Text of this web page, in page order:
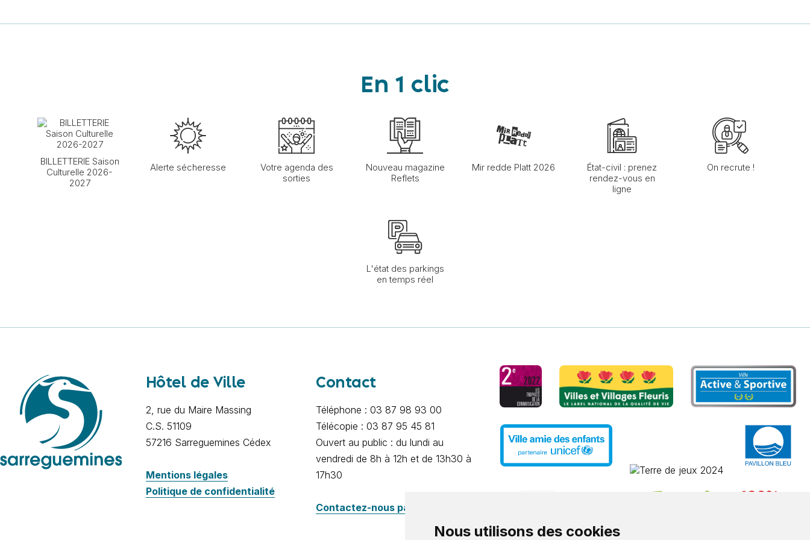
Nous utilisons des cookies
En 1 clic
BILLETTERIE Saison
Culturelle 2026-
2027
Alerte sécheresse
Votre agenda des
sorties
Nouveau magazine
Reflets
Mir redde Platt 2026
État-civil : prenez
rendez-vous en
ligne
On recrute !
L'état des parkings
en temps réel
Hôtel de Ville
2, rue du Maire Massing
C.S. 51109
57216 Sarreguemines Cédex
Mentions légales
Politique de confidentialité
Contact
Téléphone : 03 87 98 93 00
Télécopie : 03 87 95 45 81
Ouvert au public : du lundi au
vendredi de 8h à 12h et de 13h30 à
17h30
Contactez-nous par e-mail